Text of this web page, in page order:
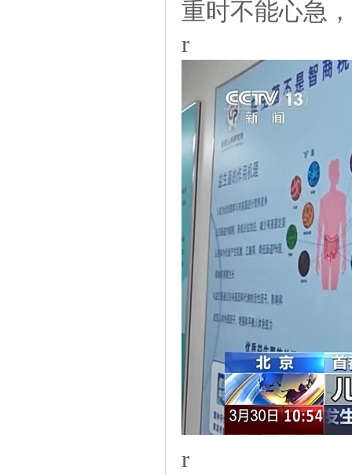
重时不能心急
r
r